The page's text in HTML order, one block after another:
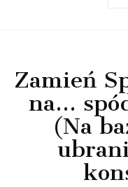
Zamień
na…
(Na